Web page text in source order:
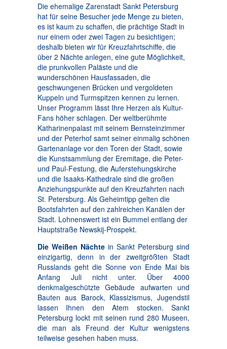
Die ehemalige Zarenstadt Sankt Petersburg
hat für seine Besucher jede Menge zu bieten,
es ist kaum zu schaffen, die prächtige Stadt in
nur einem oder zwei Tagen zu besichtigen;
deshalb bieten wir für Kreuzfahrtschiffe, die
über 2 Nächte anlegen, eine gute Möglichkeit,
die prunkvollen Paläste und die
wunderschönen Hausfassaden, die
geschwungenen Brücken und vergoldeten
Kuppeln und Turmspitzen kennen zu lernen.
Unser Programm lässt Ihre Herzen als Kultur-
Fans höher schlagen. Der weltberühmte
Katharinenpalast mit seinem Bernsteinzimmer
und der Peterhof samt seiner einmalig schönen
Gartenanlage vor den Toren der Stadt, sowie
die Kunstsammlung der Eremitage, die Peter-
und Paul-Festung, die Auferstehungskirche
und die Isaaks-Kathedrale sind die großen
Anziehungspunkte auf den Kreuzfahrten nach
St. Petersburg. Als Geheimtipp gelten die
Bootsfahrten auf den zahlreichen Kanälen der
Stadt. Lohnenswert ist ein Bummel entlang der
Hauptstraße Newskij-Prospekt.
Die Weißen Nächte in Sankt Petersburg sind
einzigartig, denn in der zweitgrößten Stadt
Russlands geht die Sonne von Ende Mai bis
Anfang Juli nicht unter. Über 4000
denkmalgeschützte Gebäude aufwarten und
Bauten aus Barock, Klassizismus, Jugendstil
lassen Ihnen den Atem stocken. Sankt
Petersburg lockt mit seinen rund 280 Museen,
die man als Freund der Kultur wenigstens
teilweise gesehen haben muss.